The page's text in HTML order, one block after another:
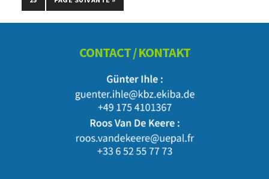
À
LA
CONTACT / KONTAKT